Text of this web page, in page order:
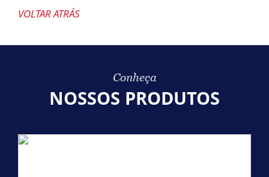
VOLTAR ATRÁS
Conheça
NOSSOS PRODUTOS